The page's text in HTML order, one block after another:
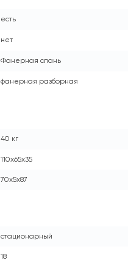
есть
нет
Фанерная слань
фанерная разборная
40 кг
110x65x35
70x5x87
стационарный
18